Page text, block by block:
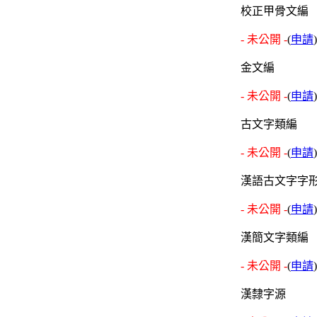
校正甲骨文編
- 未公開 -(申請)
金文編
- 未公開 -(申請)
古文字類編
- 未公開 -(申請)
漢語古文字字
- 未公開 -(申請)
漢簡文字類編
- 未公開 -(申請)
漢隸字源